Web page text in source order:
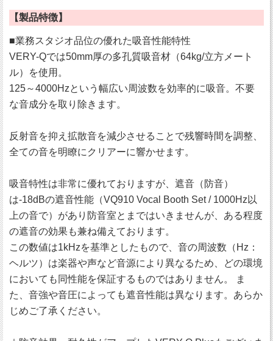
【製品特徴】
■業務スタジオ品位の優れた吸音性能特性
VERY-Qでは50mm厚の多孔質吸音材（64kg/立方メート
ル）を使用。
125～4000Hzという幅広い周波数を効率的に吸音。不要
な音成分を取り除きます。
反射音を抑え拡散音を減少させることで残響時間を調整、
全ての音を明瞭にクリアーに響かせます。
吸音特性は非常に優れておりますが、遮音（防音）
は-18dBの遮音性能（VQ910 Vocal Booth Set / 1000Hz以
上の音で）があり防音室とまではいきませんが、ある程度
の遮音の効果も兼ね備えております。
この数値は1kHzを基準としたもので、音の周波数（Hz：
ヘルツ）は楽器や声など音源により異なるため、どの環境
においても同性能を保証するものではありません。 ま
た、音強や音圧によっても遮音性能は異なります。あらか
じめご了承ください。